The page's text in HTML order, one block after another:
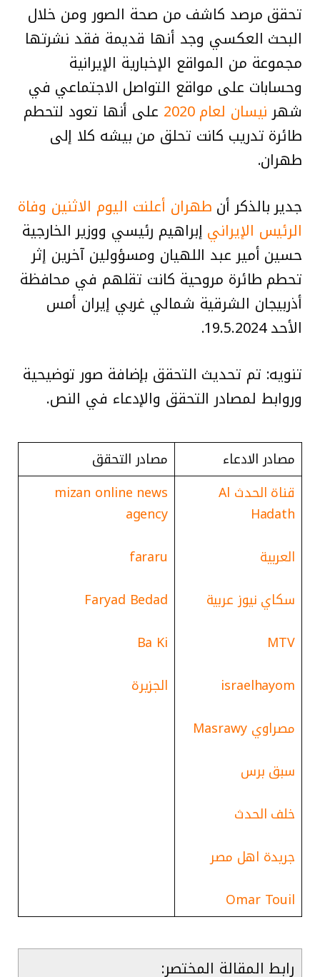
تحقق مرصد كاشف من صحة الصور ومن خلال
البحث العكسي وجد أنها قديمة فقد نشرتها
مجموعة من المواقع الإخبارية الإيرانية
وحسابات على مواقع التواصل الاجتماعي في
شهرنيسان لعام 2020
على أنها تعود لتحطم
طائرة تدريب كانت تحلق من بیشه کلا إلى
طهران.
جدير بالذكر أن طهران أعلنت اليوم الاثنين وفاة
الرئيس الإيراني إبراهيم رئيسي ووزير الخارجية
حسين أمير عبد اللهيان ومسؤولين آخرين إثر
تحطم طائرة مروحية كانت تقلهم في محافظة
أذربيجان الشرقية شمالي غربي إيران أمس
الأحد 19.5.2024.
تنويه: تم تحديث التحقق بإضافة صور توضيحية
وروابط لمصادر التحقق والإدعاء في النص.
مصادر الادعاء
مصادر التحقق
قناة الحدث Al
Hadath
العربية
سكاي نيوز عربية
MTV
israelhayom
مصراوي Masrawy
سبق برس
خلف الحدث
جريدة اهل مصر
Omar Touil
mizan online news
agency
fararu
Faryad Bedad
Ba Ki
الجزيرة
رابط المقالة المختصر: